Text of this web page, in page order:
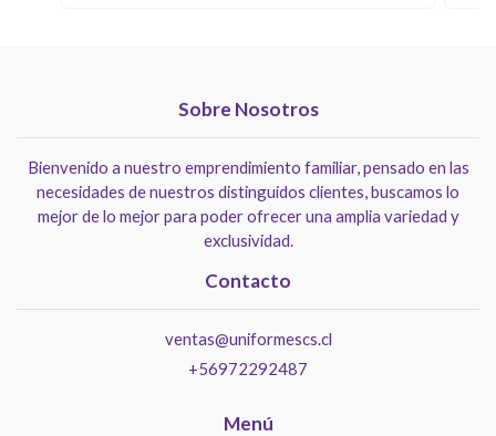
Sobre Nosotros
Bienvenido a nuestro emprendimiento familiar, pensado en las
necesidades de nuestros distinguidos clientes, buscamos lo
mejor de lo mejor para poder ofrecer una amplia variedad y
exclusividad.
Contacto
ventas@uniformescs.cl
+56972292487
Menú